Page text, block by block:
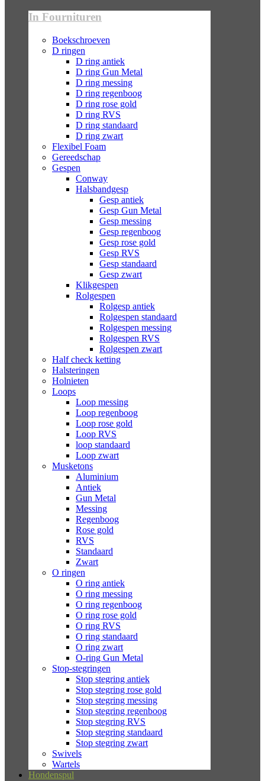
In Fournituren
Boekschroeven
D ringen
D ring antiek
D ring Gun Metal
D ring messing
D ring regenboog
D ring rose gold
D ring RVS
D ring standaard
D ring zwart
Flexibel Foam
Gereedschap
Gespen
Conway
Halsbandgesp
Gesp antiek
Gesp Gun Metal
Gesp messing
Gesp regenboog
Gesp rose gold
Gesp RVS
Gesp standaard
Gesp zwart
Klikgespen
Rolgespen
Rolgesp antiek
Rolgespen standaard
Rolgespen messing
Rolgespen RVS
Rolgespen zwart
Half check ketting
Halsteringen
Holnieten
Loops
Loop messing
Loop regenboog
Loop rose gold
Loop RVS
loop standaard
Loop zwart
Musketons
Aluminium
Antiek
Gun Metal
Messing
Regenboog
Rose gold
RVS
Standaard
Zwart
O ringen
O ring antiek
O ring messing
O ring regenboog
O ring rose gold
O ring RVS
O ring standaard
O ring zwart
O-ring Gun Metal
Stop-stegringen
Stop stegring antiek
Stop stegring rose gold
Stop stegring messing
Stop stegring regenboog
Stop stegring RVS
Stop stegring standaard
Stop stegring zwart
Swivels
Wartels
Hondenspul